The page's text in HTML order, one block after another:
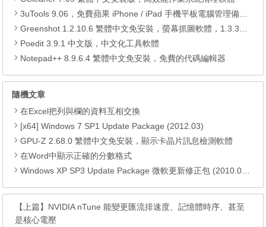
3uTools 9.06，免費蘋果 iPhone / iPad 手機平板電腦管理備份還原軟體
Greenshot 1.2.10.6 繁體中文免安裝，螢幕抓圖軟體，1.3.315 安裝版
Poedit 3.9.1 中文版，中文化工具軟體
Notepad++ 8.9.6.4 繁體中文免安裝，免費的代碼編輯器
隨機文章
在Excel把列與欄的資料互相交換
[x64] Windows 7 SP1 Update Package (2012.03)
GPU-Z 2.68.0 繁體中文免安裝，顯示卡晶片訊息檢測軟體
在Word中顯示正確的分數格式
Windows XP SP3 Update Package 微軟更新修正包 (2010.01月份)
【上篇】 NVIDIA nTune 能變更匯流排速度、記憶體時序、甚至
是核心電壓